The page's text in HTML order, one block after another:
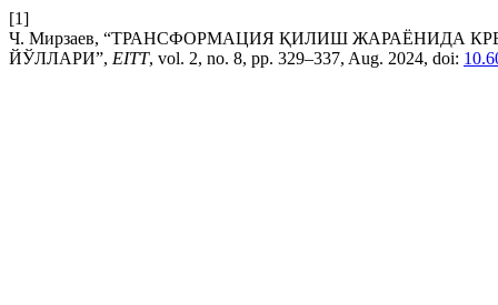
[1]
Ч. Мирзаев, “ТРАНСФОРМАЦИЯ ҚИЛИШ ЖАРАЁНИДА
ЙЎЛЛАРИ”, EITT, vol. 2, no. 8, pp. 329–337, Aug. 2024, doi: